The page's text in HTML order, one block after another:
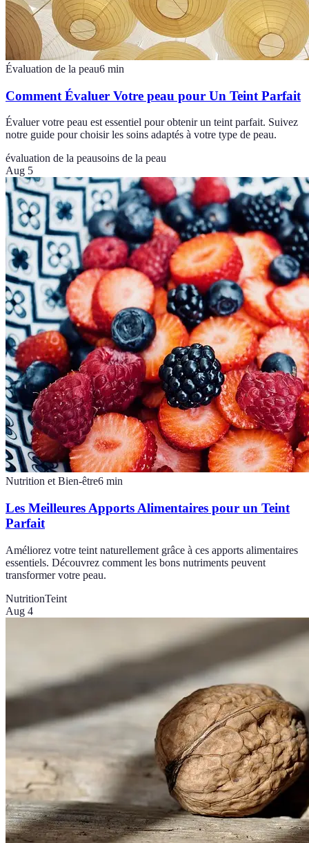
Évaluation de la peau6 min
Comment Évaluer Votre peau pour Un Teint Parfait
Évaluer votre peau est essentiel pour obtenir un teint parfait. Suivez
notre guide pour choisir les soins adaptés à votre type de peau.
évaluation de la peausoins de la peau
Aug 5
Nutrition et Bien-être6 min
Les Meilleures Apports Alimentaires pour un Teint
Parfait
Améliorez votre teint naturellement grâce à ces apports alimentaires
essentiels. Découvrez comment les bons nutriments peuvent
transformer votre peau.
NutritionTeint
Aug 4